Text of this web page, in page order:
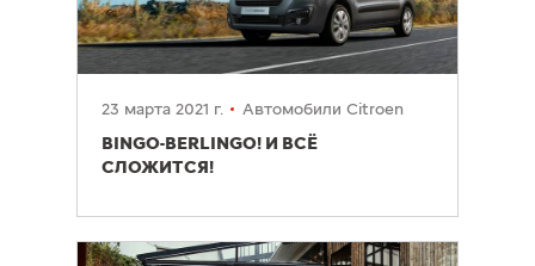
23 марта 2021 г. Автомобили Citroen
BINGO-BERLINGO! И ВСЁ
СЛОЖИТСЯ!